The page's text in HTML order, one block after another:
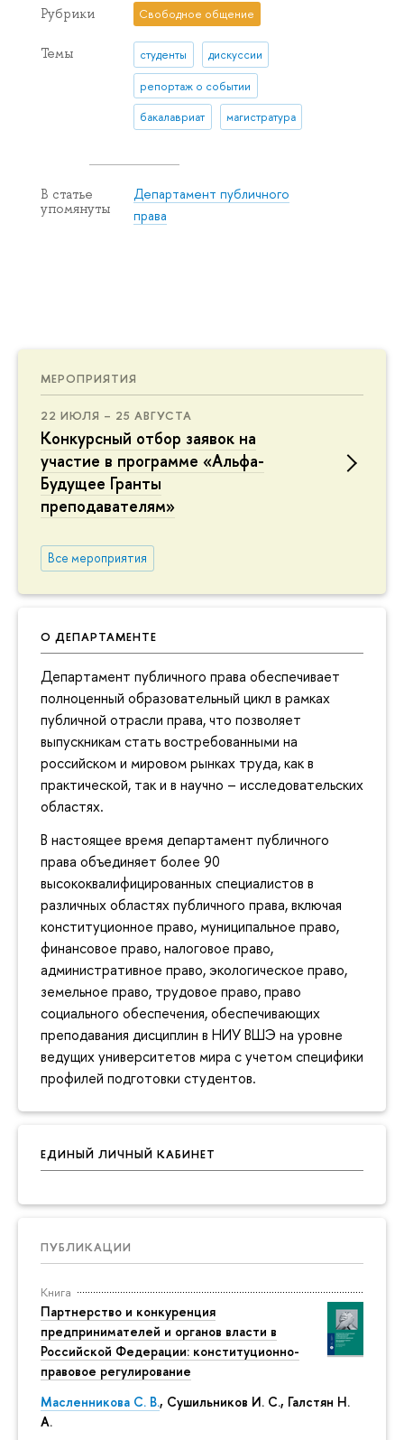
МЕРОПРИЯТИЯ
22 ИЮЛЯ – 25 АВГУСТА
Конкурсный отбор заявок на
участие в программе «Альфа-
Будущее Гранты
преподавателям»
Все мероприятия
О ДЕПАРТАМЕНТЕ
Департамент публичного права обеспечивает
полноценный образовательный цикл в рамках
публичной отрасли права, что позволяет
выпускникам стать востребованными на
российском и мировом рынках труда, как в
практической, так и в научно – исследовательских
областях.
В настоящее время департамент публичного
права объединяет более 90
высококвалифицированных специалистов в
различных областях публичного права, включая
конституционное право, муниципальное право,
финансовое право, налоговое право,
административное право, экологическое право,
земельное право, трудовое право, право
социального обеспечения, обеспечивающих
преподавания дисциплин в НИУ ВШЭ на уровне
ведущих университетов мира с учетом специфики
профилей подготовки студентов.
ЕДИНЫЙ ЛИЧНЫЙ КАБИНЕТ
ПУБЛИКАЦИИ
Книга
Партнерство и конкуренция
предпринимателей и органов власти в
Российской Федерации: конституционно-
правовое регулирование
Масленникова С. В., Сушильников И. С., Галстян Н.
А.
Рубрики Свободное общение
Темы студенты дискуссии
репортаж о событии
бакалавриат магистратура
В статье
упомянуты
Департамент публичного
права